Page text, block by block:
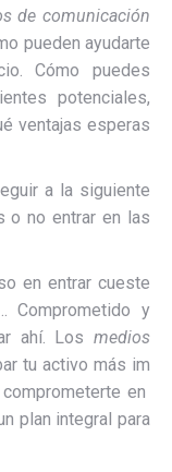
de comunicación
pueden ayudarte
Cómo puedes
potenciales,
ventajas esperas
a la siguiente
o no entrar en las
en entrar cueste
Comprometido y
ahí. Los medios
tu activo más im
en
plan integral para